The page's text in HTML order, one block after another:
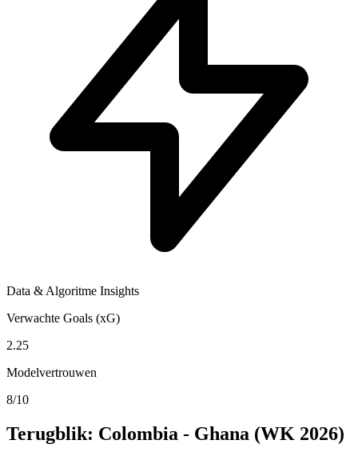
Data & Algoritme Insights
Verwachte Goals (xG)
2.25
Modelvertrouwen
8/10
Terugblik: Colombia - Ghana (WK 2026)